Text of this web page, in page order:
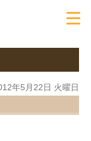
年5月22日 火曜日